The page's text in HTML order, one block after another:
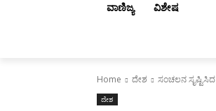
ವಾಣಿಜ್ಯ ವಿಶೇಷ
Home ದೇಶ ಸಂಚಲನ
ದೇಶ